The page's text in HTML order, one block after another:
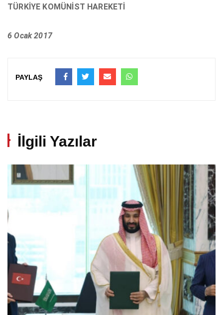
TÜRKİYE KOMÜNİST HAREKETİ
6 Ocak 2017
PAYLAŞ
İlgili Yazılar